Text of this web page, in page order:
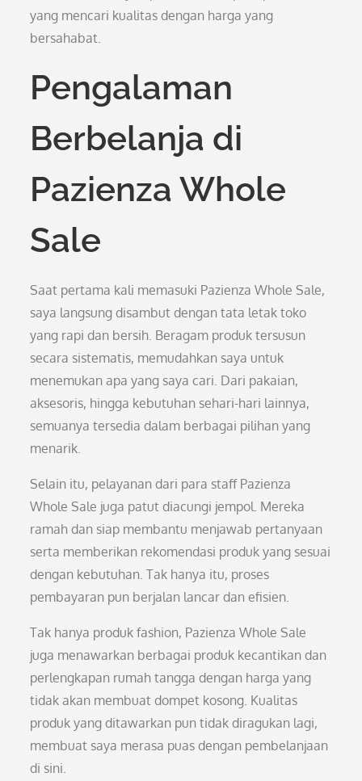
yang mencari kualitas dengan harga yang
bersahabat.
Pengalaman
Berbelanja di
Pazienza Whole
Sale
Saat pertama kali memasuki Pazienza Whole Sale,
saya langsung disambut dengan tata letak toko
yang rapi dan bersih. Beragam produk tersusun
secara sistematis, memudahkan saya untuk
menemukan apa yang saya cari. Dari pakaian,
aksesoris, hingga kebutuhan sehari-hari lainnya,
semuanya tersedia dalam berbagai pilihan yang
menarik.
Selain itu, pelayanan dari para staff Pazienza
Whole Sale juga patut diacungi jempol. Mereka
ramah dan siap membantu menjawab pertanyaan
serta memberikan rekomendasi produk yang sesuai
dengan kebutuhan. Tak hanya itu, proses
pembayaran pun berjalan lancar dan efisien.
Tak hanya produk fashion, Pazienza Whole Sale
juga menawarkan berbagai produk kecantikan dan
perlengkapan rumah tangga dengan harga yang
tidak akan membuat dompet kosong. Kualitas
produk yang ditawarkan pun tidak diragukan lagi,
membuat saya merasa puas dengan pembelanjaan
di sini.